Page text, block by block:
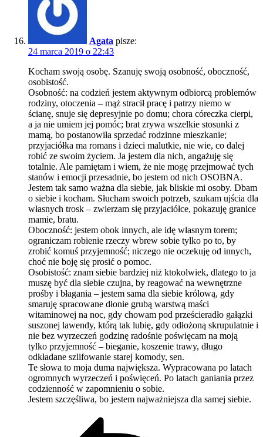
Agata pisze:
24 marca 2019 o 22:43
Kocham swoją osobę. Szanuję swoją osobność, oboczność,
osobistość.
Osobność: na codzień jestem aktywnym odbiorcą problemów
rodziny, otoczenia – mąż stracił pracę i patrzy niemo w
ścianę, snuje się depresyjnie po domu; chora córeczka cierpi,
a ja nie umiem jej pomóc; brat zrywa wszelkie stosunki z
mamą, bo postanowiła sprzedać rodzinne mieszkanie;
przyjaciółka ma romans i dzieci malutkie, nie wie, co dalej
robić ze swoim życiem. Ja jestem dla nich, angażuję się
totalnie. Ale pamiętam i wiem, że nie mogę przejmować tych
stanów i emocji przesadnie, bo jestem od nich OSOBNA.
Jestem tak samo ważna dla siebie, jak bliskie mi osoby. Dbam
o siebie i kocham. Słucham swoich potrzeb, szukam ujścia dla
własnych trosk – zwierzam się przyjaciółce, pokazuję granice
mamie, bratu.
Oboczność: jestem obok innych, ale idę własnym torem;
ograniczam robienie rzeczy wbrew sobie tylko po to, by
zrobić komuś przyjemność; niczego nie oczekuję od innych,
choć nie boję się prosić o pomoc.
Osobistość: znam siebie bardziej niż ktokolwiek, dlatego to ja
muszę być dla siebie czujna, by reagować na wewnętrzne
prośby i błagania – jestem sama dla siebie królową, gdy
smaruję spracowane dłonie grubą warstwą maści
witaminowej na noc, gdy chowam pod prześcieradło gałązki
suszonej lawendy, którą tak lubię, gdy odłożoną skrupulatnie i
nie bez wyrzeczeń godzinę radośnie poświęcam na moją
tylko przyjemność – bieganie, koszenie trawy, długo
odkładane szlifowanie starej komody, sen.
Te słowa to moja duma największa. Wypracowana po latach
ogromnych wyrzeczeń i poświęceń. Po latach ganiania przez
codzienność w zapomnieniu o sobie.
Jestem szczęśliwa, bo jestem najważniejsza dla samej siebie.